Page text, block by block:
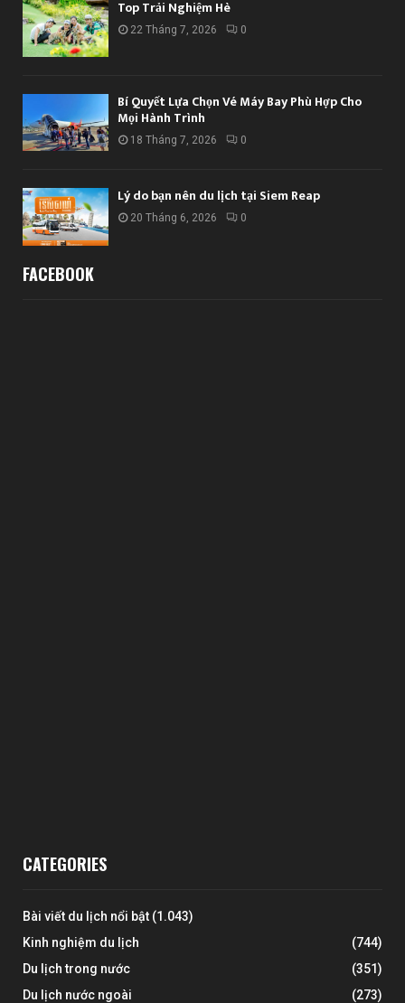
Top Trải Nghiệm Hè
22 Tháng 7, 2026 0
Bí Quyết Lựa Chọn Vé Máy Bay Phù Hợp Cho
Mọi Hành Trình
18 Tháng 7, 2026 0
Lý do bạn nên du lịch tại Siem Reap
20 Tháng 6, 2026 0
FACEBOOK
CATEGORIES
Bài viết du lịch nổi bật (1.043)
Kinh nghiệm du lịch
(744)
Du lịch trong nước
(351)
Du lịch nước ngoài
(273)